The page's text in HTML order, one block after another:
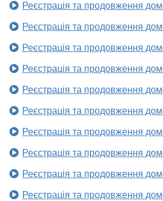
Реєстрація та продовження
Реєстрація та продовження
Реєстрація та продовження
Реєстрація та продовження
Реєстрація та продовження
Реєстрація та продовження
Реєстрація та продовження
Реєстрація та продовження
Реєстрація та продовження
Реєстрація та продовження